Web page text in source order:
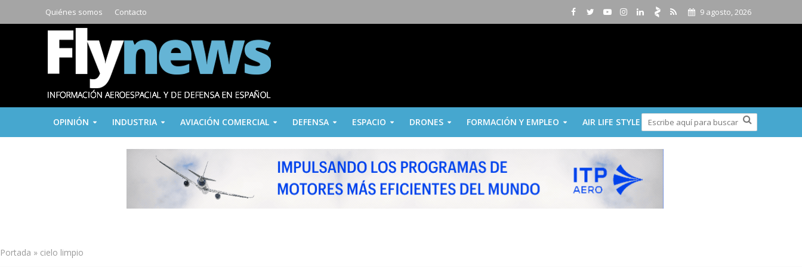
Quiénes somos Contacto 9 agosto, 2026
OPINIÓN INDUSTRIA AVIACIÓN COMERCIAL DEFENSA ESPACIO DRONES FORMACIÓN Y EMPLEO AIR LIFE STYLE
Portada » cielo limpio